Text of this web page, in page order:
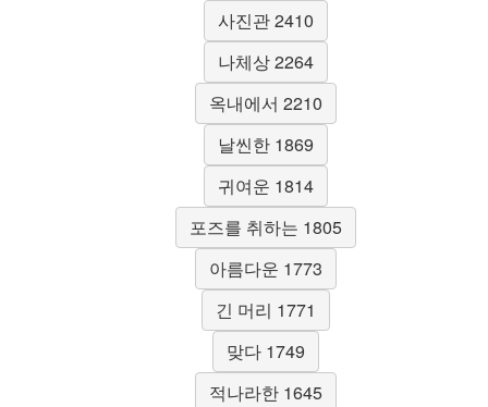
사진관 2410
나체상 2264
옥내에서 2210
날씬한 1869
귀여운 1814
포즈를 취하는 1805
아름다운 1773
긴 머리 1771
맞다 1749
적나라한 1645